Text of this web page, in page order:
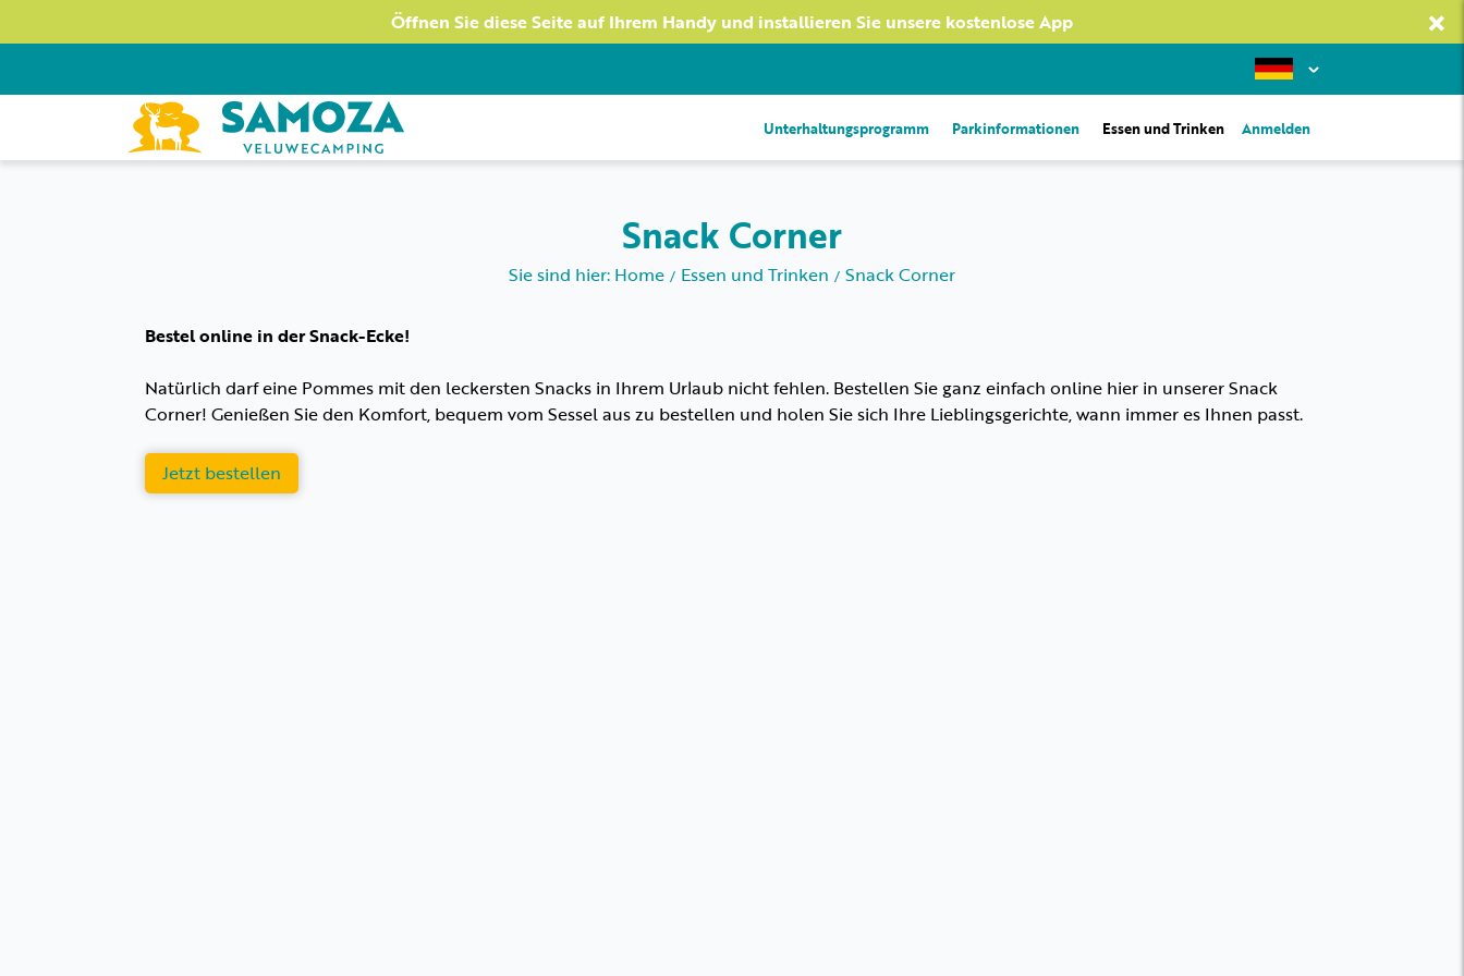
Öffnen Sie diese Seite auf Ihrem Handy und installieren Sie unsere kostenlose App ×
Unterhaltungsprogramm Parkinformationen Essen und Trinken Anmelden
Snack Corner
Sie sind hier: Home Essen und Trinken Snack Corner
Bestel online in der Snack-Ecke!
Natürlich darf eine Pommes mit den leckersten Snacks in Ihrem Urlaub nicht fehlen. Bestellen Sie ganz einfach online hier in unserer Snack
Corner! Genießen Sie den Komfort, bequem vom Sessel aus zu bestellen und holen Sie sich Ihre Lieblingsgerichte, wann immer es Ihnen passt.
Jetzt bestellen